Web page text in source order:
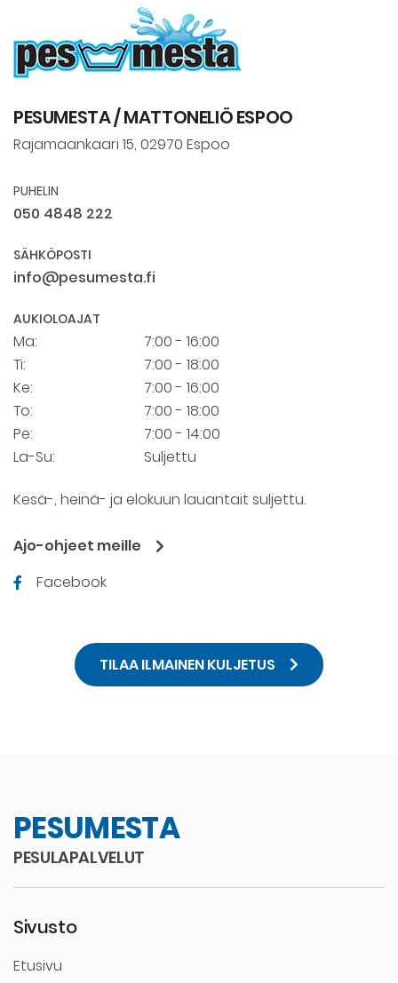
PESUMESTA / MATTONELIÖ ESPOO
Rajamaankaari 15, 02970 Espoo
PUHELIN
050 4848 222
SÄHKÖPOSTI
info@pesumesta.fi
AUKIOLOAJAT
Ma:
7:00 - 16:00
Ti:
7:00 - 18:00
Ke:
7:00 - 16:00
To:
7:00 - 18:00
Pe:
7:00 - 14:00
La-Su:
Suljettu
Kesä-, heinä- ja elokuun lauantait suljettu.
Ajo-ohjeet meille
Facebook
TILAA ILMAINEN KULJETUS
PESUMESTA
PESULAPALVELUT
Sivusto
Etusivu